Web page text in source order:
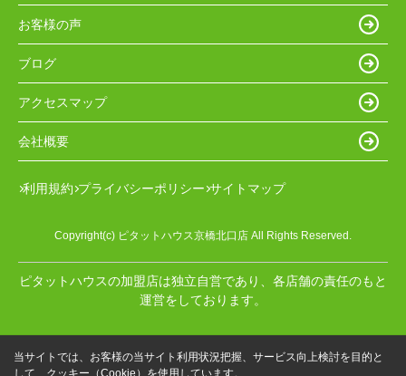
お客様の声
ブログ
アクセスマップ
会社概要
利用規約 プライバシーポリシー サイトマップ
Copyright(c) ピタットハウス京橋北口店 All Rights Reserved.
ピタットハウスの加盟店は独立自営であり、各店舗の責任のもと
運営をしております。
当サイトでは、お客様の当サイト利用状況把握、サービス向上検討を目的と
して、クッキー（Cookie）を使用しています。